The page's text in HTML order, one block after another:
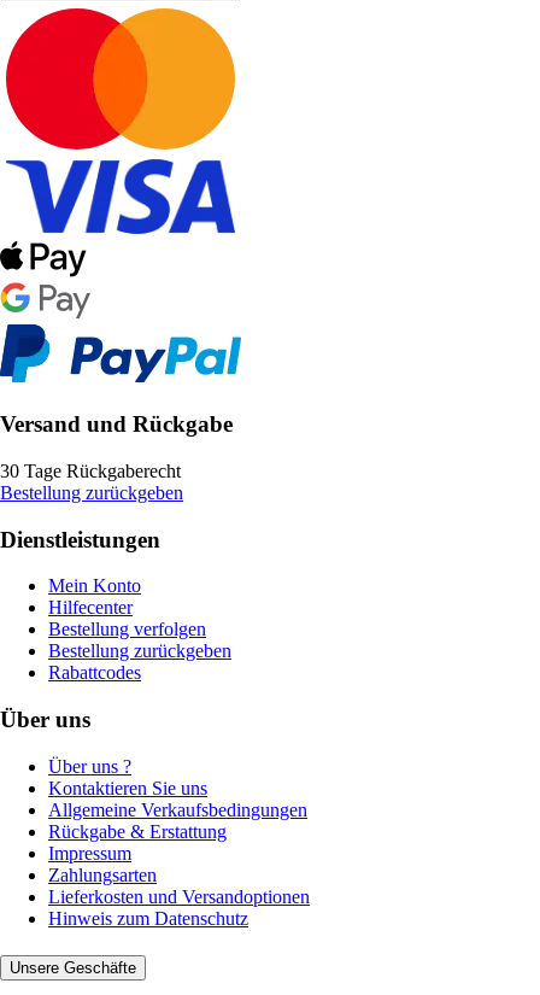
Versand und Rückgabe
30 Tage Rückgaberecht
Bestellung zurückgeben
Dienstleistungen
Mein Konto
Hilfecenter
Bestellung verfolgen
Bestellung zurückgeben
Rabattcodes
Über uns
Über uns ?
Kontaktieren Sie uns
Allgemeine Verkaufsbedingungen
Rückgabe & Erstattung
Impressum
Zahlungsarten
Lieferkosten und Versandoptionen
Hinweis zum Datenschutz
Unsere Geschäfte